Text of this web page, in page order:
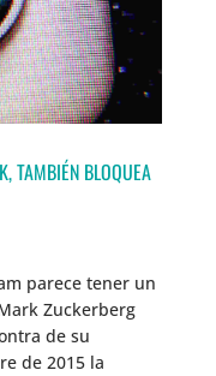
TAMBIÉN BLOQUEA
parece tener un
Zuckerberg
de su
de 2015 la